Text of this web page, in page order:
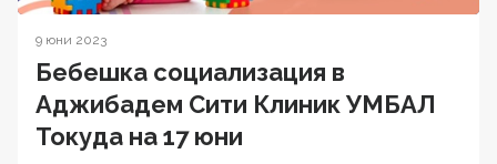
9 юни 2023
Бебешка социализация в
Аджибадем Сити Клиник УМБАЛ
Токуда на 17 юни